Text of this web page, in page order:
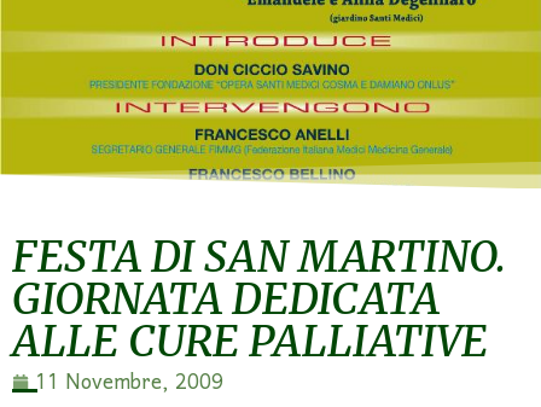
FESTA DI SAN MARTINO.
GIORNATA DEDICATA
ALLE CURE PALLIATIVE
11 Novembre, 2009